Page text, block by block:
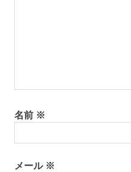
名前 ※
メール ※